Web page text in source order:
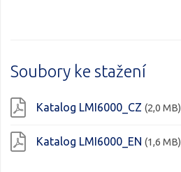
Soubory ke stažení
Katalog LMI6000_CZ (2,0 MB)
Katalog LMI6000_EN (1,6 MB)